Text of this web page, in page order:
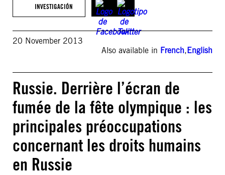
INVESTIGACIÓN
20 November 2013
Also available in French,English
Russie. Derrière l’écran de
fumée de la fête olympique : les
principales préoccupations
concernant les droits humains
en Russie